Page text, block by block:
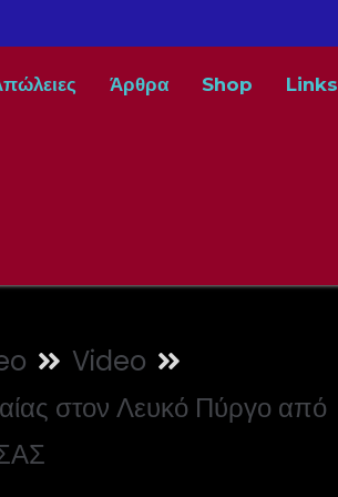
Άρθρα Shop Links
Video
στον Λευκό Πύργο από